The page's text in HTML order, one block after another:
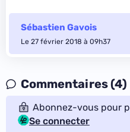
Sébastien Gavois
Le 27 février 2018 à 09h37
Commentaires (4)
Abonnez-vous pour
Se connecter